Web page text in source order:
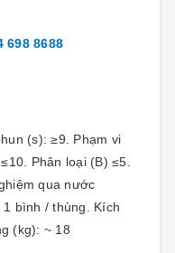
698 8688
(s): ≥9. Phạm vi
Phân loại (B) ≤5.
qua nước
bình / thùng. Kích
(kg): ~ 18